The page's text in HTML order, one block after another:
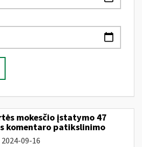
mokesčio įstatymo 47
komentaro patikslinimo
2024-09-16